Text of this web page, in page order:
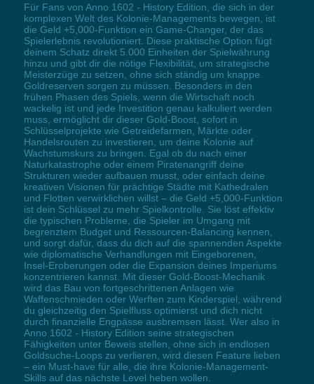
Für Fans von Anno 1602 - History Edition, die sich in der
komplexen Welt des Kolonie-Managements bewegen, ist
die Geld +5,000-Funktion ein Game-Changer, der das
Spielerlebnis revolutioniert. Diese praktische Option fügt
deinem Schatz direkt 5.000 Einheiten der Spielwährung
hinzu und gibt dir die nötige Flexibilität, um strategische
Meisterzüge zu setzen, ohne sich ständig um knappe
Goldreserven sorgen zu müssen. Besonders in den
frühen Phasen des Spiels, wenn die Wirtschaft noch
wackelig ist und jede Investition genau kalkuliert werden
muss, ermöglicht dir dieser Gold-Boost, sofort in
Schlüsselprojekte wie Getreidefarmen, Märkte oder
Handelsrouten zu investieren, um deine Kolonie auf
Wachstumskurs zu bringen. Egal ob du nach einer
Naturkatastrophe oder einem Piratenangriff deine
Strukturen wieder aufbauen musst, oder einfach deine
kreativen Visionen für prächtige Städte mit Kathedralen
und Flotten verwirklichen willst – die Geld +5,000-Funktion
ist dein Schlüssel zu mehr Spielkontrolle. Sie löst effektiv
die typischen Probleme, die Spieler im Umgang mit
begrenztem Budget und Ressourcen-Balancing kennen,
und sorgt dafür, dass du dich auf die spannenden Aspekte
wie diplomatische Verhandlungen mit Eingeborenen,
Insel-Eroberungen oder die Expansion deines Imperiums
konzentrieren kannst. Mit dieser Gold-Boost-Mechanik
wird das Bau von fortgeschrittenen Anlagen wie
Waffenschmieden oder Werften zum Kinderspiel, während
du gleichzeitig den Spielfluss optimierst und dich nicht
durch finanzielle Engpässe ausbremsen lässt. Wer also in
Anno 1602 - History Edition seine strategischen
Fähigkeiten unter Beweis stellen, ohne sich in endlosen
Goldsuche-Loops zu verlieren, wird diesen Feature lieben
– ein Must-have für alle, die ihre Kolonie-Management-
Skills auf das nächste Level heben wollen.